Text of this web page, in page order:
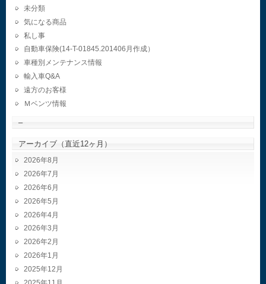
未分類
気になる商品
私し事
自動車保険(14-T-01845.201406月作成）
車種別メンテナンス情報
輸入車Q&A
遠方のお客様
Ｍベンツ情報
–
アーカイブ（直近12ヶ月）
2026年8月
2026年7月
2026年6月
2026年5月
2026年4月
2026年3月
2026年2月
2026年1月
2025年12月